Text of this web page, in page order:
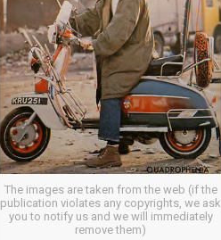
The images are taken from the web (if the
publication violates any copyrights, we ask
you to notify us and we will immediately
remove them)